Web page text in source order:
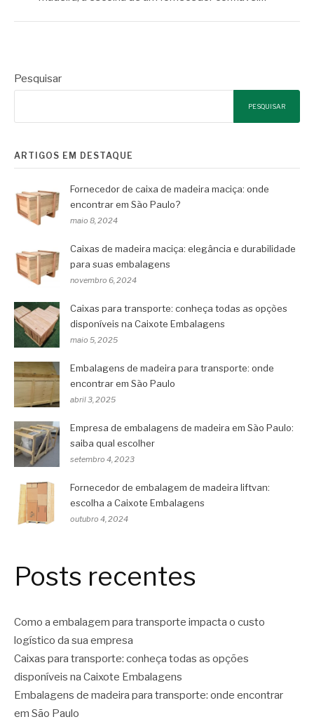
Pesquisar
PESQUISAR
ARTIGOS EM DESTAQUE
Fornecedor de caixa de madeira maciça: onde
encontrar em São Paulo?
maio 8, 2024
Caixas de madeira maciça: elegância e durabilidade
para suas embalagens
novembro 6, 2024
Caixas para transporte: conheça todas as opções
disponíveis na Caixote Embalagens
maio 5, 2025
Embalagens de madeira para transporte: onde
encontrar em São Paulo
abril 3, 2025
Empresa de embalagens de madeira em São Paulo:
saiba qual escolher
setembro 4, 2023
Fornecedor de embalagem de madeira liftvan:
escolha a Caixote Embalagens
outubro 4, 2024
Posts recentes
Como a embalagem para transporte impacta o custo
logístico da sua empresa
Caixas para transporte: conheça todas as opções
disponíveis na Caixote Embalagens
Embalagens de madeira para transporte: onde encontrar
em São Paulo